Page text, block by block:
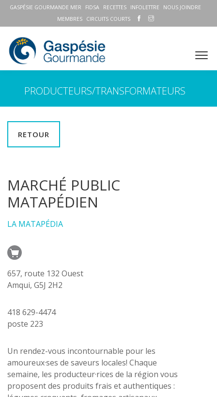
GASPÉSIE GOURMANDE MER FIDSA RECETTES INFOLETTRE
NOUS JOINDRE
MEMBRES
CIRCUITS COURTS
PRODUCTEURS/TRANSFORMATEURS
RETOUR
MARCHÉ PUBLIC
MATAPÉDIEN
LA MATAPÉDIA
657, route 132 Ouest
Amqui, G5J 2H2
418 629-4474
poste 223
Un rendez-vous incontournable pour les
amoureux·ses de saveurs locales! Chaque
semaine, les producteur·rices de la région vous
proposent des produits frais et authentiques :